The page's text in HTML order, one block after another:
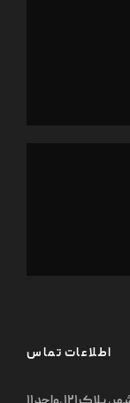
اطلاعات تماس